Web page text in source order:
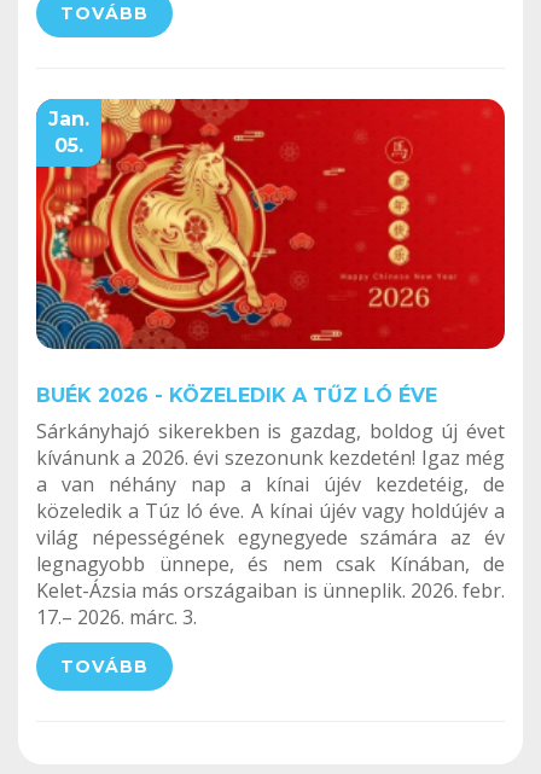
TOVÁBB
Jan.
05.
BUÉK 2026 - KÖZELEDIK A TŰZ LÓ ÉVE
Sárkányhajó sikerekben is gazdag, boldog új évet
kívánunk a 2026. évi szezonunk kezdetén! Igaz még
a van néhány nap a kínai újév kezdetéig, de
közeledik a Túz ló éve. A kínai újév vagy holdújév a
világ népességének egynegyede számára az év
legnagyobb ünnepe, és nem csak Kínában, de
Kelet-Ázsia más országaiban is ünneplik. 2026. febr.
17.– 2026. márc. 3.
TOVÁBB